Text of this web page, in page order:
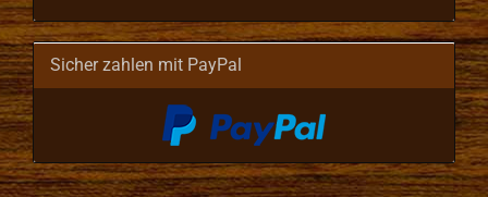
Sicher zahlen mit PayPal